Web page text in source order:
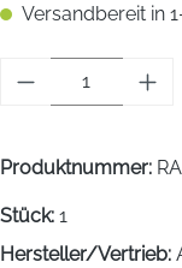
Versandbereit in
Produkt
Produktnummer:
Stück: 1
Hersteller/Vertrieb: